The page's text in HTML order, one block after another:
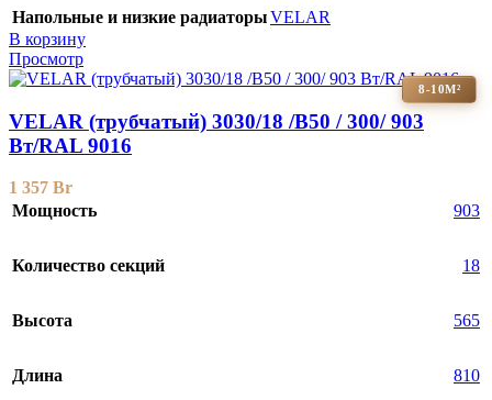
Напольные и низкие радиаторыVELAR
В корзину
Просмотр
8-10М²
VELAR (трубчатый) 3030/18 /B50 / 300/ 903
Bт/RAL 9016
1 357 Br
Мощность
903
Количество секций 18
Высота 565
Длина 810